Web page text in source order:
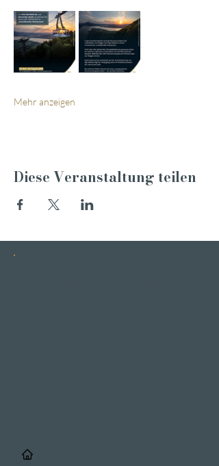
Mehr anzeigen
Diese Veranstaltung teilen